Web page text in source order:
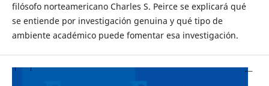
filósofo norteamericano Charles S. Peirce se explicará qué
se entiende por investigación genuina y qué tipo de
ambiente académico puede fomentar esa investigación.